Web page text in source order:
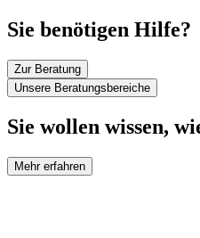
Sie benötigen Hilfe?
Zur Beratung
Unsere Beratungsbereiche
Sie wollen wissen,
Mehr erfahren